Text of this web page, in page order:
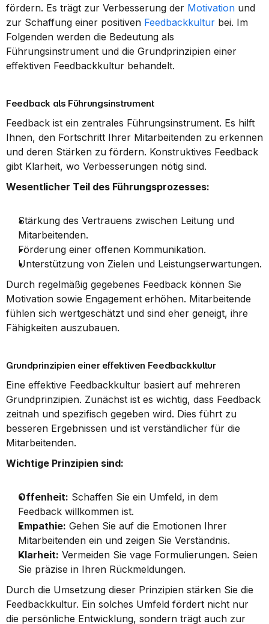
fördern. Es trägt zur Verbesserung der Motivation und
zur Schaffung einer positiven Feedbackkultur bei. Im
Folgenden werden die Bedeutung als
Führungsinstrument und die Grundprinzipien einer
effektiven Feedbackkultur behandelt.
Feedback als Führungsinstrument
Feedback ist ein zentrales Führungsinstrument. Es hilft
Ihnen, den Fortschritt Ihrer Mitarbeitenden zu erkennen
und deren Stärken zu fördern. Konstruktives Feedback
gibt Klarheit, wo Verbesserungen nötig sind.
Wesentlicher Teil des Führungsprozesses:
Stärkung des Vertrauens zwischen Leitung und
Mitarbeitenden.
Förderung einer offenen Kommunikation.
Unterstützung von Zielen und Leistungserwartungen.
Durch regelmäßig gegebenes Feedback können Sie
Motivation sowie Engagement erhöhen. Mitarbeitende
fühlen sich wertgeschätzt und sind eher geneigt, ihre
Fähigkeiten auszubauen.
Grundprinzipien einer effektiven Feedbackkultur
Eine effektive Feedbackkultur basiert auf mehreren
Grundprinzipien. Zunächst ist es wichtig, dass Feedback
zeitnah und spezifisch gegeben wird. Dies führt zu
besseren Ergebnissen und ist verständlicher für die
Mitarbeitenden.
Wichtige Prinzipien sind:
Offenheit: Schaffen Sie ein Umfeld, in dem
Feedback willkommen ist.
Empathie: Gehen Sie auf die Emotionen Ihrer
Mitarbeitenden ein und zeigen Sie Verständnis.
Klarheit: Vermeiden Sie vage Formulierungen. Seien
Sie präzise in Ihren Rückmeldungen.
Durch die Umsetzung dieser Prinzipien stärken Sie die
Feedbackkultur. Ein solches Umfeld fördert nicht nur
die persönliche Entwicklung, sondern trägt auch zur